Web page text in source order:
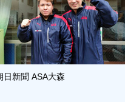
日新聞 ASA大森